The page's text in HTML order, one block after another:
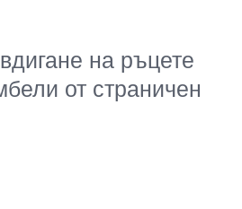
на ръцете
от страничен